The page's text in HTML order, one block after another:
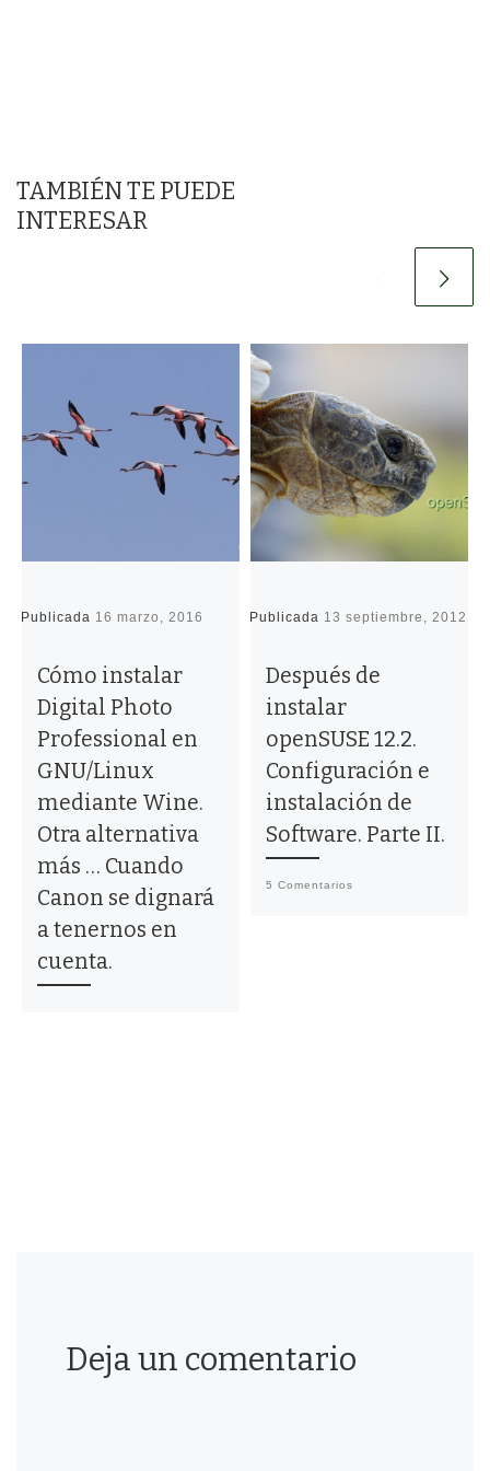
TAMBIÉN TE PUEDE
INTERESAR
Publicada 16 marzo, 2016
Cómo instalar
Digital Photo
Professional en
GNU/Linux
mediante Wine.
Otra alternativa
más … Cuando
Canon se dignará
a tenernos en
cuenta.
Publicada 13 septiembre, 2012
Después de
instalar
openSUSE 12.2.
Configuración e
instalación de
Software. Parte II.
5 Comentarios
Deja un comentario